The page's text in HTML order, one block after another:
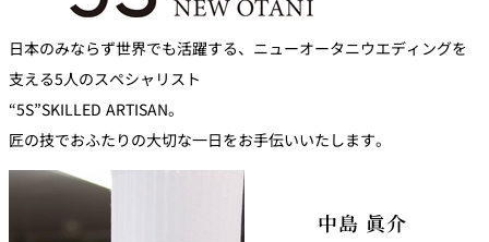
日本のみならず世界でも活躍する、ニューオータニウエディングを
支える5人のスペシャリスト
“5S”SKILLED ARTISAN。
匠の技でおふたりの大切な一日をお手伝いいたします。
中島 眞介